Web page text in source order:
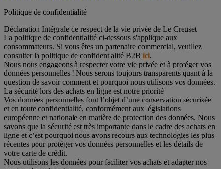
Politique de confidentialité
Déclaration Intégrale de respect de la vie privée de Le Creuset
La politique de confidentialité ci-dessous s'applique aux
consommateurs. Si vous êtes un partenaire commercial, veuillez
consulter la politique de confidentialité B2B ici.
Nous nous engageons à respecter votre vie privée et à protéger vos
données personnelles ! Nous serons toujours transparents quant à la
question de savoir comment et pourquoi nous utilisons vos données.
La sécurité lors des achats en ligne est notre priorité
Vos données personnelles font l’objet d’une conservation sécurisée
et en toute confidentialité, conformément aux législations
européenne et nationale en matière de protection des données. Nous
savons que la sécurité est très importante dans le cadre des achats en
ligne et c’est pourquoi nous avons recours aux technologies les plus
récentes pour protéger vos données personnelles et les détails de
votre carte de crédit.
Nous utilisons les données pour faciliter vos achats et adapter nos